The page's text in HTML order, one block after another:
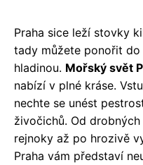
Praha sice leží stovky
tady můžete ponořit
hladinou. Mořský svět
nabízí v plné kráse.
nechte se unést
živočichů. Od
rejnoky až po hrozivě
Praha vám představí